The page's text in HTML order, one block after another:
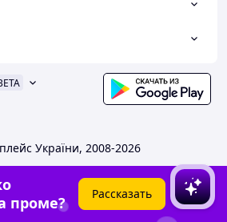
України, 2008-2026
проме?
Рассказать